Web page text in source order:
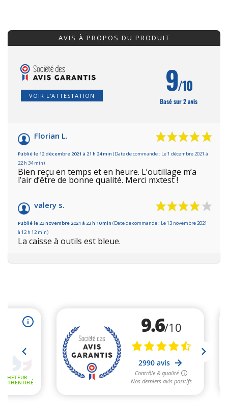
AVIS À PROPOS DU PRODUIT
VOIR L'ATTESTATION 9/10
Basé sur 2 avis
Florian L.
Publié le 12 décembre 2021 à 21 h 24 min (Date de commande : Le 1 décembre 2021 à
22 h 34 min)
Bien reçu en temps et en heure. L’outillage m’a
l’air d’être de bonne qualité. Merci mxtest !
valery s.
Publié le 23 novembre 2021 à 23 h 10 min (Date de commande : Le 13 novembre 2021
à 12 h 12 min)
La caisse à outils est bleue.